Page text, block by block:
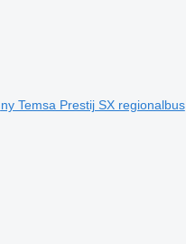
ny Temsa Prestij SX regionalbus